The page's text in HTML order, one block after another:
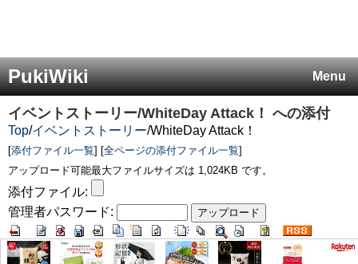
Menu
PukiWiki
イベントストーリー/WhiteDay Attack！ への添付
Top/イベントストーリー/WhiteDay Attack！
[添付ファイル一覧] [全ページの添付ファイル一覧]
アップロード可能最大ファイルサイズは 1,024KB です。
添付ファイル:
管理者パスワード: